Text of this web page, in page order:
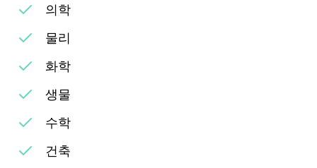
의학
물리
화학
생물
수학
건축